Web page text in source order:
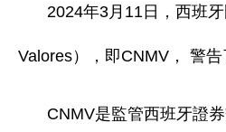
2024年3月11日，西班
Valores），即CNMV， 警
CNMV是監管西班牙證